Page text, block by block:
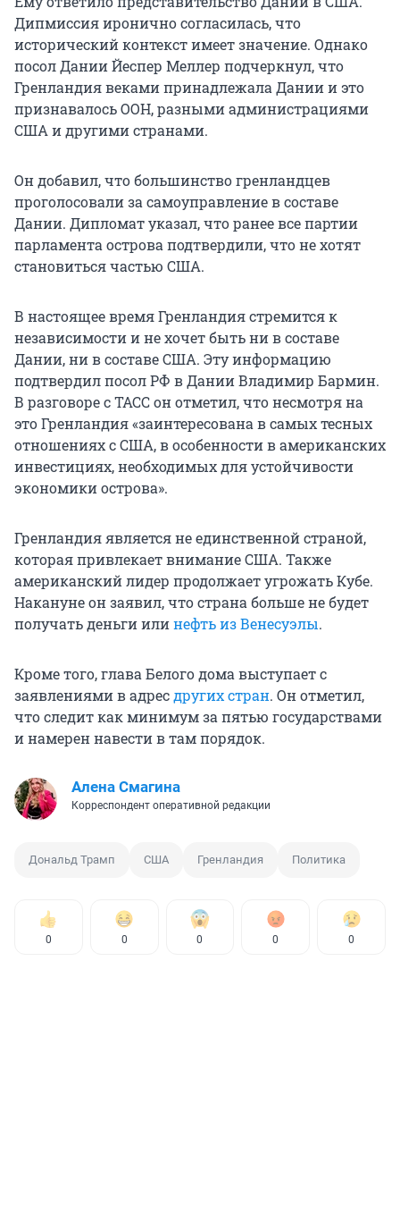
Дипмиссия иронично согласилась, что
исторический контекст имеет значение. Однако
посол Дании Йеспер Меллер подчеркнул, что
Гренландия веками принадлежала Дании и это
признавалось ООН, разными администрациями
США и другими странами.
Он добавил, что большинство гренландцев
проголосовали за самоуправление в составе
Дании. Дипломат указал, что ранее все партии
парламента острова подтвердили, что не хотят
становиться частью США.
В настоящее время Гренландия стремится к
независимости и не хочет быть ни в составе
Дании, ни в составе США. Эту информацию
подтвердил посол РФ в Дании Владимир Бармин.
В разговоре с ТАСС он отметил, что несмотря на
это Гренландия «заинтересована в самых тесных
отношениях с США, в особенности в американских
инвестициях, необходимых для устойчивости
экономики острова».
Гренландия является не единственной страной,
которая привлекает внимание США. Также
американский лидер продолжает угрожать Кубе.
Накануне он заявил, что страна больше не будет
получать деньги илинефть из Венесуэлы.
Кроме того, глава Белого дома выступает с
заявлениями в адресдругих стран. Он отметил,
что следит как минимум за пятью государствами
и намерен навести в там порядок.
Алена Смагина
Корреспондент оперативной редакции
Дональд Трамп США Гренландия Политика
0 0 0 0 0